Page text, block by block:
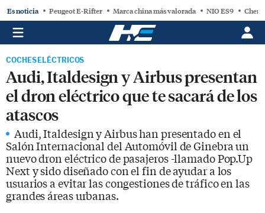
Es noticia Peugeot E-Rifter Marca china más valorada NIO ES9 Chery
COCHES ELÉCTRICOS
Audi, Italdesign y Airbus presentan
el dron eléctrico que te sacará de los
atascos
Audi, Italdesign y Airbus han presentado en el
Salón Internacional del Automóvil de Ginebra un
nuevo dron eléctrico de pasajeros -llamado Pop.Up
Next y sido diseñado con el fin de ayudar a los
usuarios a evitar las congestiones de tráfico en las
grandes áreas urbanas.